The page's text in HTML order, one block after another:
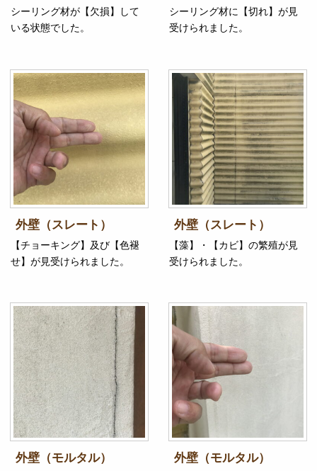
シーリング材が【欠損】して
いる状態でした。
シーリング材に【切れ】が見
受けられました。
外壁（スレート）
【チョーキング】及び【色褪
せ】が見受けられました。
外壁（スレート）
【藻】・【カビ】の繁殖が見
受けられました。
外壁（モルタル） 外壁（モルタル）